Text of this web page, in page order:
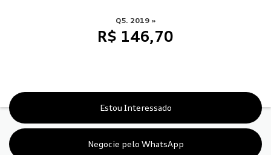
Q5. 2019 »
R$ 146,70
Estou Interessado
Negocie pelo WhatsApp